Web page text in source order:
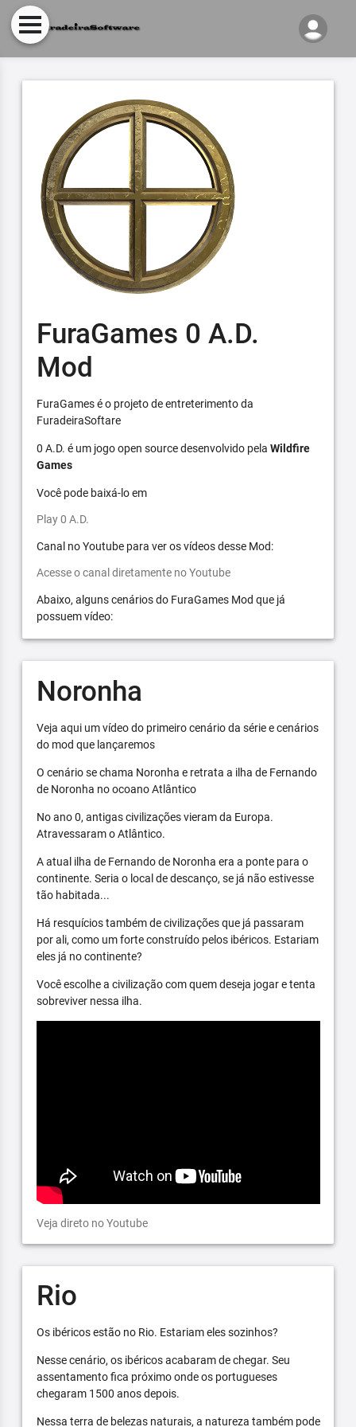
FuraGames 0 A.D.
Mod
FuraGames é o projeto de entreterimento da
FuradeiraSoftare
0 A.D. é um jogo open source desenvolvido pela Wildfire
Games
Você pode baixá-lo em
Play 0 A.D.
Canal no Youtube para ver os vídeos desse Mod:
Acesse o canal diretamente no Youtube
Abaixo, alguns cenários do FuraGames Mod que já
possuem vídeo:
Noronha
Veja aqui um vídeo do primeiro cenário da série e cenários
do mod que lançaremos
O cenário se chama Noronha e retrata a ilha de Fernando
de Noronha no ocoano Atlântico
No ano 0, antigas civilizações vieram da Europa.
Atravessaram o Atlântico.
A atual ilha de Fernando de Noronha era a ponte para o
continente. Seria o local de descanço, se já não estivesse
tão habitada...
Há resquícios também de civilizações que já passaram
por ali, como um forte construído pelos ibéricos. Estariam
eles já no continente?
Você escolhe a civilização com quem deseja jogar e tenta
sobreviver nessa ilha.
Veja direto no Youtube
Rio
Os ibéricos estão no Rio. Estariam eles sozinhos?
Nesse cenário, os ibéricos acabaram de chegar. Seu
assentamento fica próximo onde os portugueses
chegaram 1500 anos depois.
Nessa terra de belezas naturais, a natureza também pode